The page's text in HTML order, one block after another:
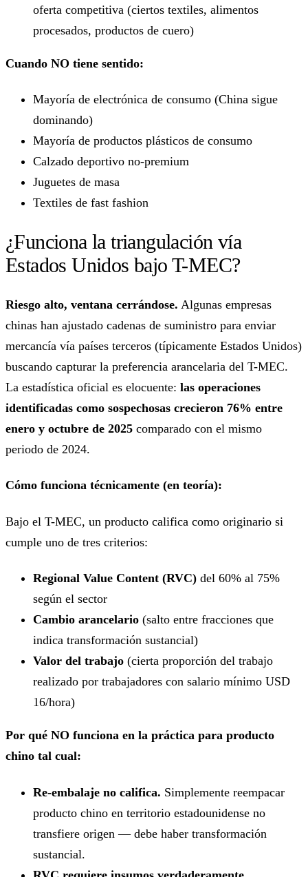
oferta competitiva (ciertos textiles, alimentos
procesados, productos de cuero)
Cuando NO tiene sentido:
Mayoría de electrónica de consumo (China sigue
dominando)
Mayoría de productos plásticos de consumo
Calzado deportivo no-premium
Juguetes de masa
Textiles de fast fashion
¿Funciona la triangulación vía
Estados Unidos bajo T-MEC?
Riesgo alto, ventana cerrándose. Algunas empresas
chinas han ajustado cadenas de suministro para enviar
mercancía vía países terceros (típicamente Estados Unidos)
buscando capturar la preferencia arancelaria del T-MEC.
La estadística oficial es elocuente: las operaciones
identificadas como sospechosas crecieron 76% entre
enero y octubre de 2025 comparado con el mismo
periodo de 2024.
Cómo funciona técnicamente (en teoría):
Bajo el T-MEC, un producto califica como originario si
cumple uno de tres criterios:
Regional Value Content (RVC) del 60% al 75%
según el sector
Cambio arancelario (salto entre fracciones que
indica transformación sustancial)
Valor del trabajo (cierta proporción del trabajo
realizado por trabajadores con salario mínimo USD
16/hora)
Por qué NO funciona en la práctica para producto
chino tal cual:
Re-embalaje no califica. Simplemente reempacar
producto chino en territorio estadounidense no
transfiere origen — debe haber transformación
sustancial.